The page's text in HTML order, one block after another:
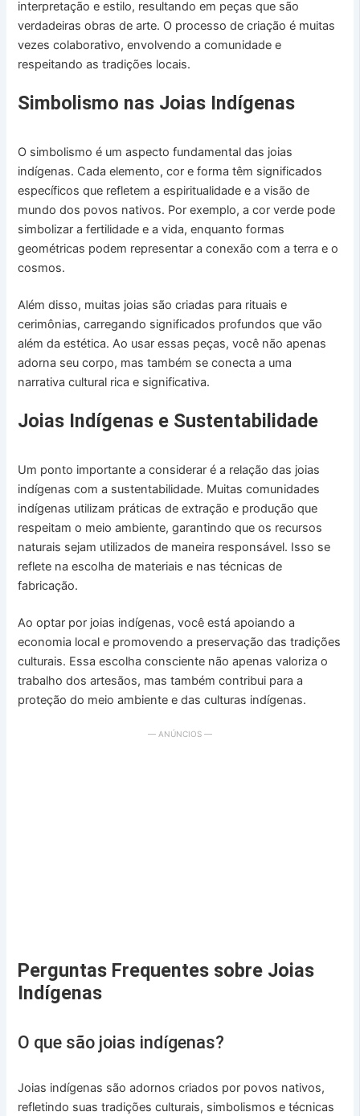
interpretação e estilo, resultando em peças que são
verdadeiras obras de arte. O processo de criação é muitas
vezes colaborativo, envolvendo a comunidade e
respeitando as tradições locais.
Simbolismo nas Joias Indígenas
O simbolismo é um aspecto fundamental das joias
indígenas. Cada elemento, cor e forma têm significados
específicos que refletem a espiritualidade e a visão de
mundo dos povos nativos. Por exemplo, a cor verde pode
simbolizar a fertilidade e a vida, enquanto formas
geométricas podem representar a conexão com a terra e o
cosmos.
Além disso, muitas joias são criadas para rituais e
cerimônias, carregando significados profundos que vão
além da estética. Ao usar essas peças, você não apenas
adorna seu corpo, mas também se conecta a uma
narrativa cultural rica e significativa.
Joias Indígenas e Sustentabilidade
Um ponto importante a considerar é a relação das joias
indígenas com a sustentabilidade. Muitas comunidades
indígenas utilizam práticas de extração e produção que
respeitam o meio ambiente, garantindo que os recursos
naturais sejam utilizados de maneira responsável. Isso se
reflete na escolha de materiais e nas técnicas de
fabricação.
Ao optar por joias indígenas, você está apoiando a
economia local e promovendo a preservação das tradições
culturais. Essa escolha consciente não apenas valoriza o
trabalho dos artesãos, mas também contribui para a
proteção do meio ambiente e das culturas indígenas.
— ANÚNCIOS —
Perguntas Frequentes sobre Joias
Indígenas
O que são joias indígenas?
Joias indígenas são adornos criados por povos nativos,
refletindo suas tradições culturais, simbolismos e técnicas